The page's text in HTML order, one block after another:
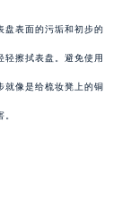
盘表面的污垢和初步的
轻擦拭表盘。避免使用
就像是给梳妆凳上的铜